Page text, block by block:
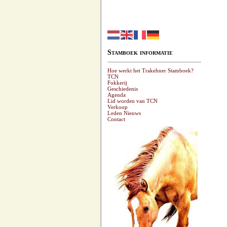
Stamboek informatie
Hoe werkt het Trakehner Stamboek?
TCN
Fokkerij
Geschiedenis
Agenda
Lid worden van TCN
Verkoop
Leden Nieuws
Contact